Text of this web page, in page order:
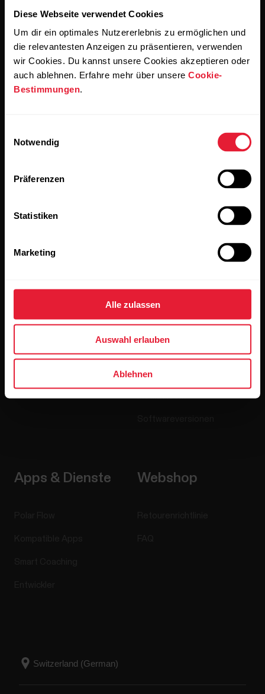
Diese Webseite verwendet Cookies
Um dir ein optimales Nutzererlebnis zu ermöglichen und
die relevantesten Anzeigen zu präsentieren, verwenden
wir Cookies. Du kannst unsere Cookies akzeptieren oder
auch ablehnen. Erfahre mehr über unsere Cookie-
Bestimmungen.
Notwendig
Präferenzen
Statistiken
Marketing
Alle zulassen
Auswahl erlauben
Ablehnen
Bleibe auf dem Laufenden.
Abonniere unseren vierzehntägigen Newsletter, um
alle Updates direkt in deinen Posteingang zu erhalten.
Wenn du auf „Abonnieren“ klickst, erklärst du dich damit
einverstanden, E-Mails von Polar zu erhalten und bestätigst,
Accessoires
Science
Polar for Business
Blog
Media Room
Apps & Dienste Webshop